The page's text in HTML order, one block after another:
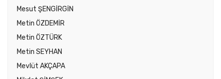
Mesut ŞENGİRGİN
Metin ÖZDEMİR
Metin ÖZTÜRK
Metin SEYHAN
Mevlüt AKÇAPA